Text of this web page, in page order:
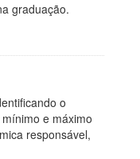
graduação.
o
e máximo
responsável,